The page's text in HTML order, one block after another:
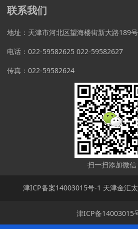
联系我们
地址：天津市河北区望海楼街新大路189号
电话：022-59582625 022-59582627
传真：022-59582624
扫一扫添加微信
津ICP备案14003015号-1 天津金汇
津ICP备14003015